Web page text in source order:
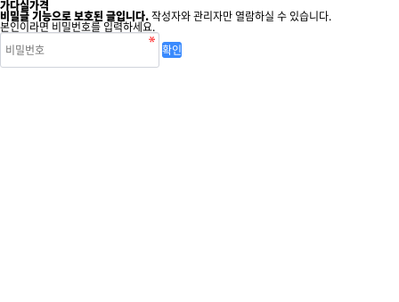
가다실가격
비밀글 기능으로 보호된 글입니다.작성자와 관리자만 열람하실 수 있습니다.
본인이라면 비밀번호를 입력하세요.